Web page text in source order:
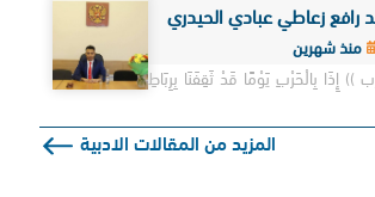
رافع زعاطي عبادي الحيدري
منذ شهرين
)) إِذَا بِالْحَرْبِ يَوْمًا قَدْ ثَقِفَنَا بِرِبَاطِ
المزيد من المقالات الادبية